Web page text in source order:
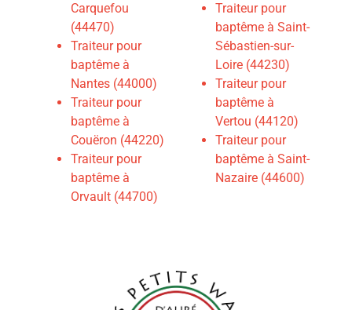
Carquefou
(44470)
Traiteur pour
baptême à
Nantes (44000)
Traiteur pour
baptême à
Couëron (44220)
Traiteur pour
baptême à
Orvault (44700)
Traiteur pour
baptême à Saint-
Sébastien-sur-
Loire (44230)
Traiteur pour
baptême à
Vertou (44120)
Traiteur pour
baptême à Saint-
Nazaire (44600)